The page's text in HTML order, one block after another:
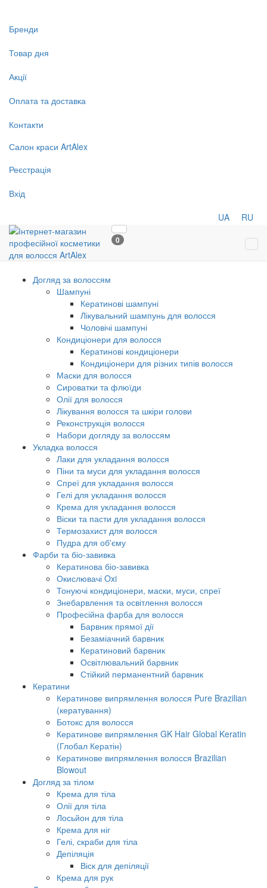
Бренди
Товар дня
Акції
Оплата та доставка
Контакти
Салон краси ArtAlex
Реєстрація
Вхід
UA RU
0
Догляд за волоссям
Шампуні
Кератинові шампуні
Лікувальний шампунь для волосся
Чоловічі шампуні
Кондиціонери для волосся
Кератинові кондиціонери
Кондиціонери для різних типів волосся
Маски для волосся
Сироватки та флюїди
Олії для волосся
Лікування волосся та шкіри голови
Реконструкція волосся
Набори догляду за волоссям
Укладка волосся
Лаки для укладання волосся
Піни та муси для укладання волосся
Спреї для укладання волосся
Гелі для укладання волосся
Крема для укладання волосся
Віски та пасти для укладання волосся
Термозахист для волосся
Пудра для об'єму
Фарби та біо-завивка
Кератинова біо-завивка
Окислювачі Oxi
Тонуючі кондиціонери, маски, муси, спреї
Знебарвлення та освітлення волосся
Професійна фарба для волосся
Барвник прямої дії
Безаміачний барвник
Кератиновий барвник
Освітлювальний барвник
Стійкий перманентний барвник
Кератини
Кератинове випрямлення волосся Pure Brazilian
(кератування)
Ботокс для волосся
Кератинове випрямлення GK Hair Global Keratin
(Глобал Кератін)
Кератинове випрямлення волосся Brazilian
Blowout
Догляд за тілом
Крема для тіла
Олії для тіла
Лосьйон для тіла
Крема для ніг
Гелі, скраби для тіла
Депіляція
Віск для депіляції
Крема для рук